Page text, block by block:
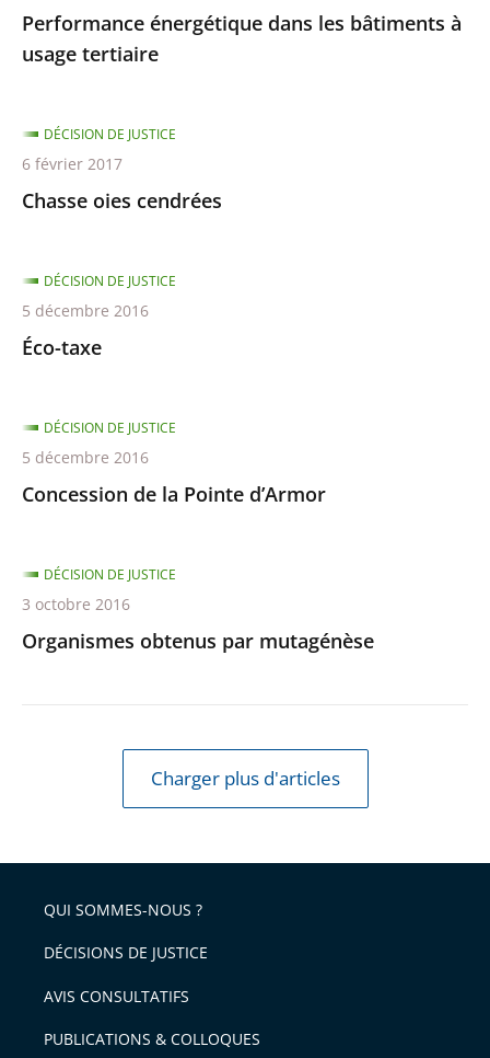
Performance énergétique dans les bâtiments à
usage tertiaire
Chasse oies cendrées
DÉCISION DE JUSTICE
6 février 2017
Éco-taxe
DÉCISION DE JUSTICE
5 décembre 2016
Concession de la Pointe d’Armor
DÉCISION DE JUSTICE
5 décembre 2016
Organismes obtenus par mutagénèse
DÉCISION DE JUSTICE
3 octobre 2016
Charger plus d'articles
QUI SOMMES-NOUS ?
DÉCISIONS DE JUSTICE
AVIS CONSULTATIFS
PUBLICATIONS & COLLOQUES